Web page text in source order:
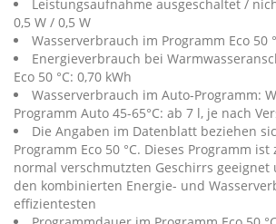
Leistungsaufnahme ausgeschaltet /
0,5 W / 0,5 W
Wasserverbrauch im Programm Eco 50
Energieverbrauch bei
Eco 50 °C: 0,70 kWh
Wasserverbrauch im Auto-Programm:
Programm Auto 45-65°C: ab 7 l, je nach
Die Angaben im Datenblatt beziehen
Programm Eco 50 °C. Dieses Programm
normal verschmutzten Geschirrs geeignet
den kombinierten Energie- und
effizientesten